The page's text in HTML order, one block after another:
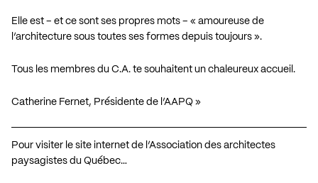
Elle est – et ce sont ses propres mots – « amoureuse de
l’architecture sous toutes ses formes depuis toujours ».
Tous les membres du C.A. te souhaitent un chaleureux accueil.
Catherine Fernet, Présidente de l’AAPQ »
Pour visiter le site internet de l’Association des architectes
paysagistes du Québec…